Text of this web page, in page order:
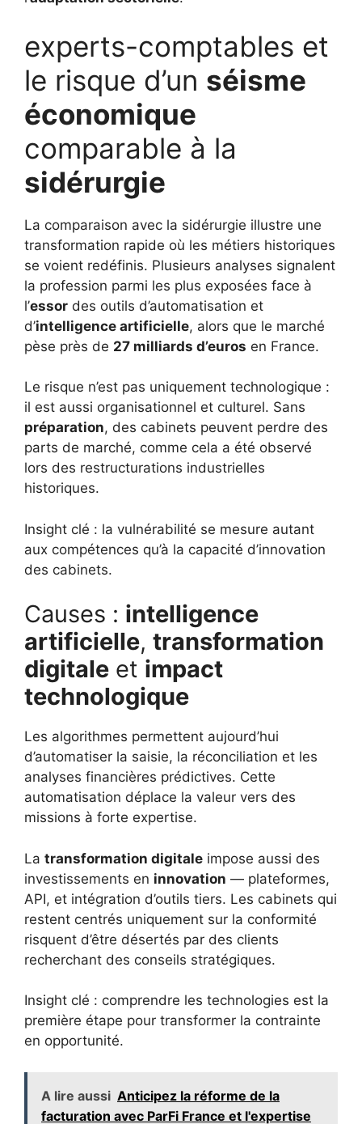
experts-comptables et
le risque d’un séisme
économique
comparable à la
sidérurgie
La comparaison avec la sidérurgie illustre une
transformation rapide où les métiers historiques
se voient redéfinis. Plusieurs analyses signalent
la profession parmi les plus exposées face à
l’essor des outils d’automatisation et
d’intelligence artificielle, alors que le marché
pèse près de 27 milliards d’euros en France.
Le risque n’est pas uniquement technologique :
il est aussi organisationnel et culturel. Sans
préparation, des cabinets peuvent perdre des
parts de marché, comme cela a été observé
lors des restructurations industrielles
historiques.
Insight clé : la vulnérabilité se mesure autant
aux compétences qu’à la capacité d’innovation
des cabinets.
Causes : intelligence
artificielle, transformation
digitale et impact
technologique
Les algorithmes permettent aujourd’hui
d’automatiser la saisie, la réconciliation et les
analyses financières prédictives. Cette
automatisation déplace la valeur vers des
missions à forte expertise.
La transformation digitale impose aussi des
investissements en innovation — plateformes,
API, et intégration d’outils tiers. Les cabinets qui
restent centrés uniquement sur la conformité
risquent d’être désertés par des clients
recherchant des conseils stratégiques.
Insight clé : comprendre les technologies est la
première étape pour transformer la contrainte
en opportunité.
A lire aussi Anticipez la réforme de la
facturation avec ParFi France et l'expertise